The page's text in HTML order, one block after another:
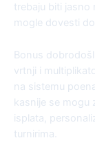
trebaju biti jasno
mogle dovesti
Bonus
vrtnji i
na sistemu
kasnije se mogu
isplata,
turnirima.